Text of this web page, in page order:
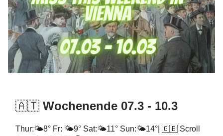
🇦🇹 Wochenende 07.3 - 10.3
Thur:🌤️8° Fr: 🌤️9° Sat:🌤️11° Sun:🌤️14°| 🇬🇧 Scroll